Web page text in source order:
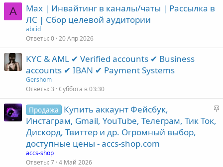
A
Max | Инвайтинг в каналы/чаты | Рассылка в
ЛС | Сбор целевой аудитории
abcid
Ответы 0 20 Апр 2026
KYC & AML ✔ Verified accounts ✔ Business
accounts ✔ IBAN ✔ Payment Systems
Gershom
Ответы 3 Суббота в 03:30
З
Продажа
Купить аккаунт Фейсбук,
Инстаграм, Gmail, YouTube, Телеграм, Тик Ток,
Дискорд, Твиттер и др. Огромный выбор,
доступные цены - accs-shop.com
accs-shop
Ответы 7 4 Май 2026